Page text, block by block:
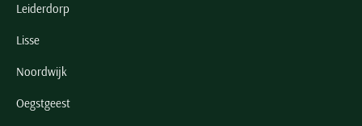
Leiderdorp
Lisse
Noordwijk
Oegstgeest